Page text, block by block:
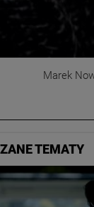
Marek
TEMATY